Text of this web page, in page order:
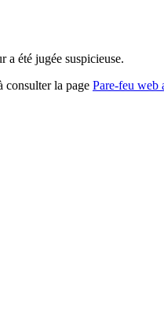
a été jugée suspicieuse.
consulter la page Pare-feu web